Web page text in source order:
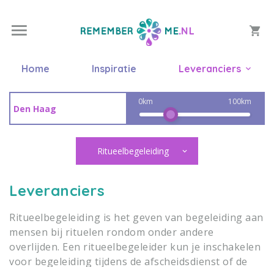
Home Inspiratie Leveranciers
0km 100km
Ritueelbegeleiding
Leveranciers
Ritueelbegeleiding is het geven van begeleiding aan
mensen bij rituelen rondom onder andere
overlijden. Een ritueelbegeleider kun je inschakelen
voor begeleiding tijdens de afscheidsdienst of de